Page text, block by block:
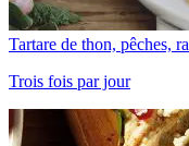
Tartare de thon, pêches,
Trois fois par jour